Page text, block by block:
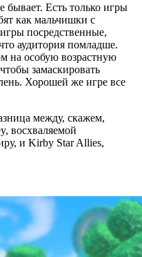
бывает. Есть только игры
как мальчишки с
посредственные,
аудитория помладше.
на особую возрастную
замаскировать
Хорошей же игре все
между, скажем,
восхваляемой
и Kirby Star Allies,